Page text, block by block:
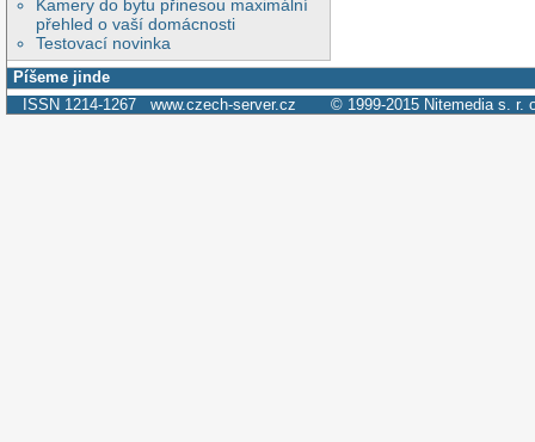
Kamery do bytu přinesou maximální
přehled o vaší domácnosti
Testovací novinka
Píšeme jinde
ISSN 1214-1267 www.czech-server.cz © 1999-2015 Nitemedia s. r.